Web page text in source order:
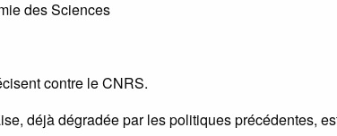
des Sciences
contre le CNRS.
déjà dégradée par les politiques précédentes,